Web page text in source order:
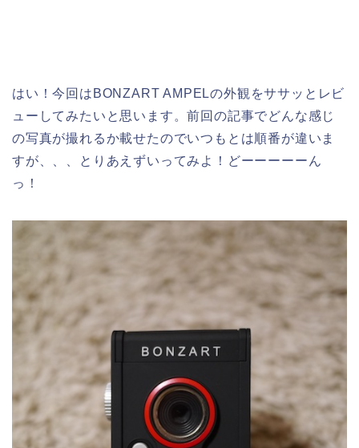
はい！今回はBONZART AMPELの外観をササッとレビ
ューしてみたいと思います。前回の記事でどんな感じ
の写真が撮れるか載せたのでいつもとは順番が違いま
すが、、、とりあえずいってみよ！どーーーーーん
っ！